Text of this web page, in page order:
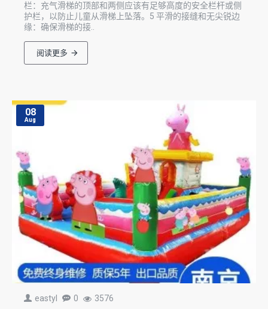
栏：充气滑梯的顶部和两侧应该有足够高度的安全栏杆或侧
护栏，以防止儿童从滑梯上坠落。5 平滑的接缝和无尖锐边
缘：确保滑梯的接..
阅读更多
08
Aug
eastyl 0 3576